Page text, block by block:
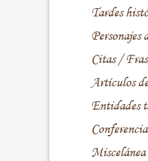
Tardes
Personajes
Citas /
Artículos
Entidades